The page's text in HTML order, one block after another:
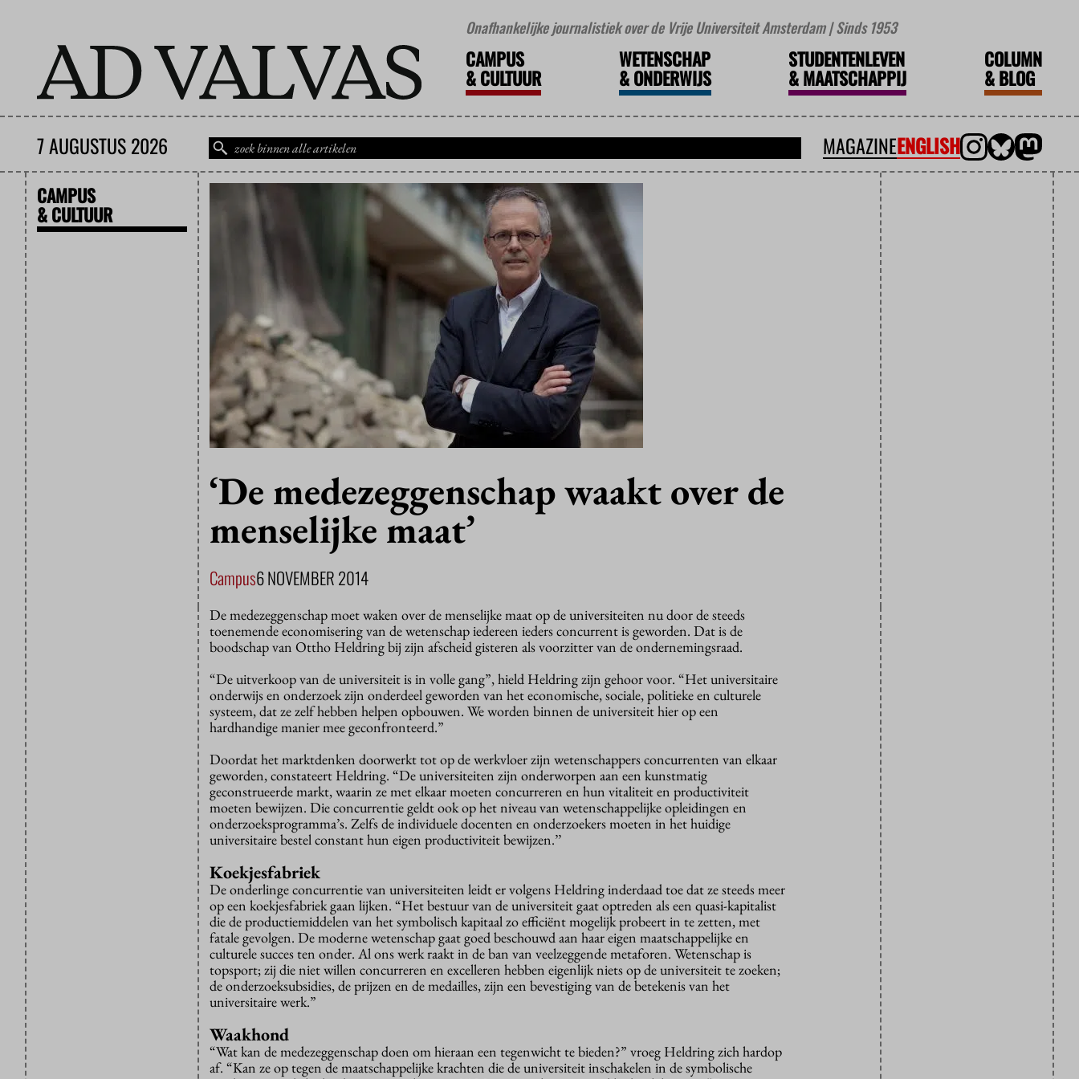
Onafhankelijke journalistiek over de Vrije Universiteit Amsterdam | Sinds 1953
CAMPUS
&CULTUUR
WETENSCHAP
&ONDERWIJS
STUDENTENLEVEN
&MAATSCHAPPIJ
COLUMN
&BLOG
7 AUGUSTUS 2026 MAGAZINEENGLISH
CAMPUS
& CULTUUR
‘De medezeggenschap waakt over de
menselijke maat’
Campus6 NOVEMBER 2014
De medezeggenschap moet waken over de menselijke maat op de universiteiten nu door de steeds
toenemende economisering van de wetenschap iedereen ieders concurrent is geworden. Dat is de
boodschap van Ottho Heldring bij zijn afscheid gisteren als voorzitter van de ondernemingsraad.
“De uitverkoop van de universiteit is in volle gang”, hield Heldring zijn gehoor voor. “Het universitaire
onderwijs en onderzoek zijn onderdeel geworden van het economische, sociale, politieke en culturele
systeem, dat ze zelf hebben helpen opbouwen. We worden binnen de universiteit hier op een
hardhandige manier mee geconfronteerd.”
Doordat het marktdenken doorwerkt tot op de werkvloer zijn wetenschappers concurrenten van elkaar
geworden, constateert Heldring. “De universiteiten zijn onderworpen aan een kunstmatig
geconstrueerde markt, waarin ze met elkaar moeten concurreren en hun vitaliteit en productiviteit
moeten bewijzen. Die concurrentie geldt ook op het niveau van wetenschappelijke opleidingen en
onderzoeksprogramma’s. Zelfs de individuele docenten en onderzoekers moeten in het huidige
universitaire bestel constant hun eigen productiviteit bewijzen.’’
Koekjesfabriek
De onderlinge concurrentie van universiteiten leidt er volgens Heldring inderdaad toe dat ze steeds meer
op een koekjesfabriek gaan lijken. “Het bestuur van de universiteit gaat optreden als een quasi-kapitalist
die de productiemiddelen van het symbolisch kapitaal zo efficiënt mogelijk probeert in te zetten, met
fatale gevolgen. De moderne wetenschap gaat goed beschouwd aan haar eigen maatschappelijke en
culturele succes ten onder. Al ons werk raakt in de ban van veelzeggende metaforen. Wetenschap is
topsport; zij die niet willen concurreren en excelleren hebben eigenlijk niets op de universiteit te zoeken;
de onderzoeksubsidies, de prijzen en de medailles, zijn een bevestiging van de betekenis van het
universitaire werk.”
Waakhond
“Wat kan de medezeggenschap doen om hieraan een tegenwicht te bieden?” vroeg Heldring zich hardop
af. “Kan ze op tegen de maatschappelijke krachten die de universiteit inschakelen in de symbolische